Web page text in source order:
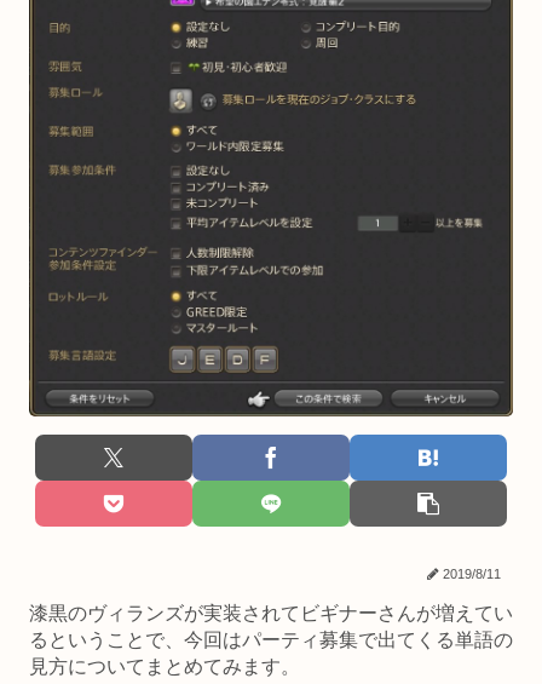
2019/8/11
漆黒のヴィランズが実装されてビギナーさんが増えてい
るということで、今回はパーティ募集で出てくる単語の
見方についてまとめてみます。